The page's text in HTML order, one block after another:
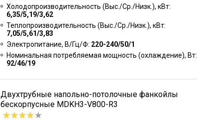
Холодопроизводительность (Выс./Ср./Низк.), кВт:
6,35/5,19/3,62
Теплопроизводительность (Выс./Ср./Низк.), кВт:
7,05/5,61/3,83
Электропитание, В/Гц/Ф: 220-240/50/1
Номинальная потребляемая мощность (охлаждение), Вт:
92/46/19
Двухтрубные напольно-потолочные фанкойлы
бескорпусные MDKH3-V800-R3